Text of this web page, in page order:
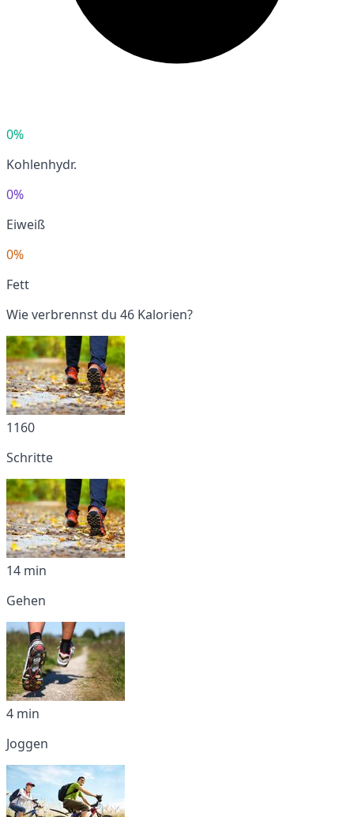
0%
Kohlenhydr.
0%
Eiweiß
0%
Fett
Wie verbrennst du 46 Kalorien?
1160
Schritte
14 min
Gehen
4 min
Joggen